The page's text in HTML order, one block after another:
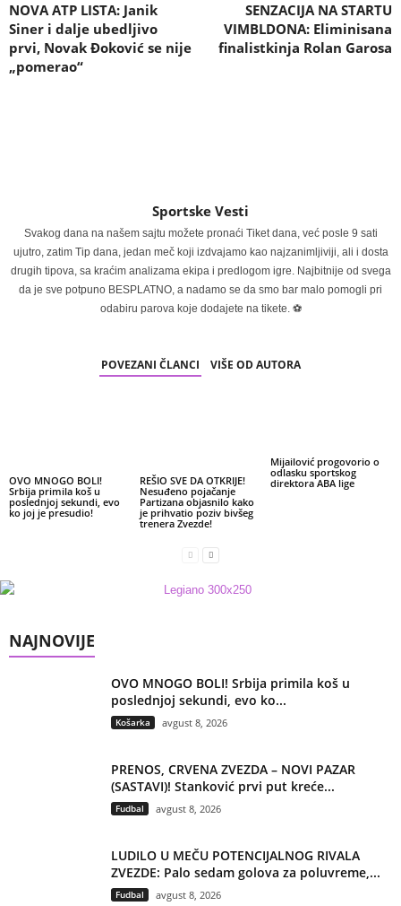
NOVA ATP LISTA: Janik
Siner i dalje ubedljivo
prvi, Novak Đoković se nije
„pomerao“
SENZACIJA NA STARTU
VIMBLDONA: Eliminisana
finalistkinja Rolan Garosa
Sportske Vesti
Svakog dana na našem sajtu možete pronaći Tiket dana, već posle 9 sati
ujutro, zatim Tip dana, jedan meč koji izdvajamo kao najzanimljiviji, ali i dosta
drugih tipova, sa kraćim analizama ekipa i predlogom igre. Najbitnije od svega
da je sve potpuno BESPLATNO, a nadamo se da smo bar malo pomogli pri
odabiru parova koje dodajete na tikete. ⚽
POVEZANI ČLANCI VIŠE OD AUTORA
OVO MNOGO BOLI!
Srbija primila koš u
poslednjoj sekundi, evo
ko joj je presudio!
REŠIO SVE DA OTKRIJE!
Nesuđeno pojačanje
Partizana objasnilo kako
je prihvatio poziv bivšeg
trenera Zvezde!
Mijailović progovorio o
odlasku sportskog
direktora ABA lige
NAJNOVIJE
OVO MNOGO BOLI! Srbija primila koš u
poslednjoj sekundi, evo ko...
Košarka avgust 8, 2026
PRENOS, CRVENA ZVEZDA – NOVI PAZAR
(SASTAVI)! Stanković prvi put kreće...
Fudbal avgust 8, 2026
LUDILO U MEČU POTENCIJALNOG RIVALA
ZVEZDE: Palo sedam golova za poluvreme,...
Fudbal avgust 8, 2026